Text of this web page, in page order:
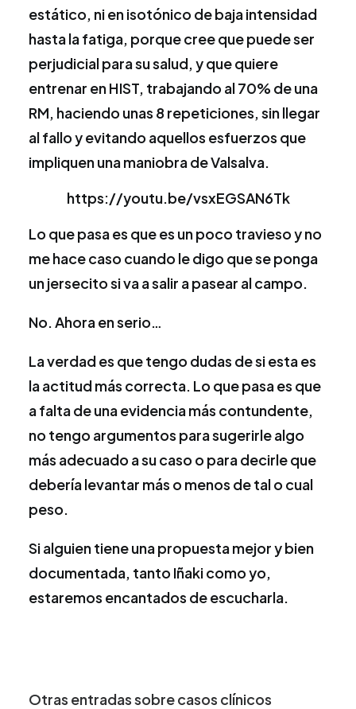
estático, ni en isotónico de baja intensidad
hasta la fatiga, porque cree que puede ser
perjudicial para su salud, y que quiere
entrenar en HIST, trabajando al 70% de una
RM, haciendo unas 8 repeticiones, sin llegar
al fallo y evitando aquellos esfuerzos que
impliquen una maniobra de Valsalva.
https://youtu.be/vsxEGSAN6Tk
Lo que pasa es que es un poco travieso y no
me hace caso cuando le digo que se ponga
un jersecito si va a salir a pasear al campo.
No. Ahora en serio…
La verdad es que tengo dudas de si esta es
la actitud más correcta. Lo que pasa es que
a falta de una evidencia más contundente,
no tengo argumentos para sugerirle algo
más adecuado a su caso o para decirle que
debería levantar más o menos de tal o cual
peso.
Si alguien tiene una propuesta mejor y bien
documentada, tanto Iñaki como yo,
estaremos encantados de escucharla.
Otras entradas sobre casos clínicos